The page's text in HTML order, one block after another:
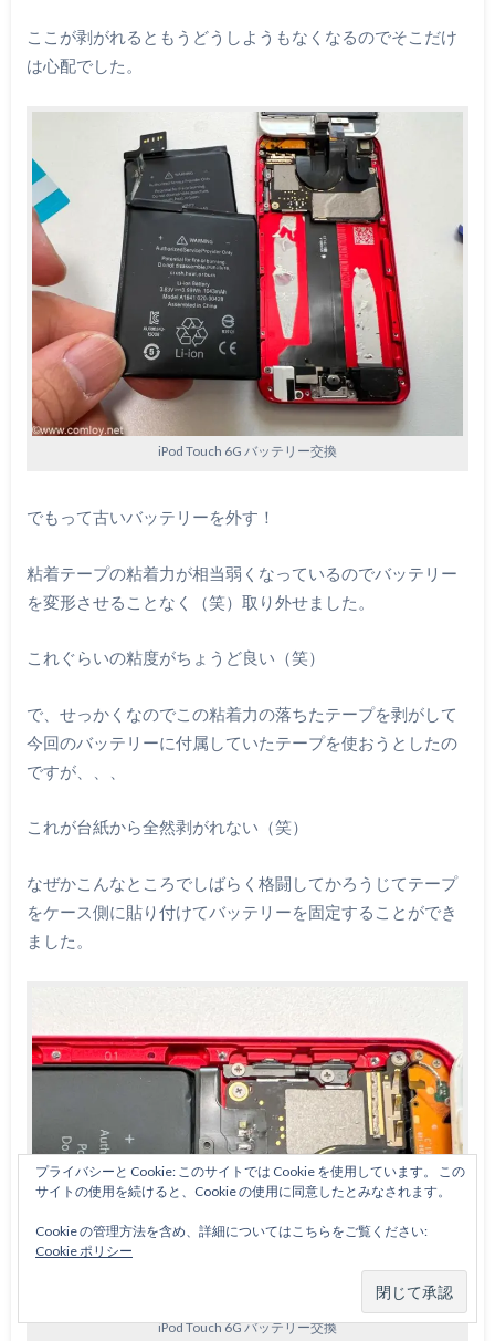
ここが剥がれるともうどうしようもなくなるのでそこだけ
は心配でした。
iPod Touch 6G バッテリー交換
でもって古いバッテリーを外す！
粘着テープの粘着力が相当弱くなっているのでバッテリー
を変形させることなく（笑）取り外せました。
これぐらいの粘度がちょうど良い（笑）
で、せっかくなのでこの粘着力の落ちたテープを剥がして
今回のバッテリーに付属していたテープを使おうとしたの
ですが、、、
これが台紙から全然剥がれない（笑）
なぜかこんなところでしばらく格闘してかろうじてテープ
をケース側に貼り付けてバッテリーを固定することができ
ました。
iPod Touch 6G バッテリー交換
プライバシーと Cookie: このサイトでは Cookie を使用しています。 この
サイトの使用を続けると、Cookie の使用に同意したとみなされます。
Cookie の管理方法を含め、詳細についてはこちらをご覧ください:
Cookie ポリシー